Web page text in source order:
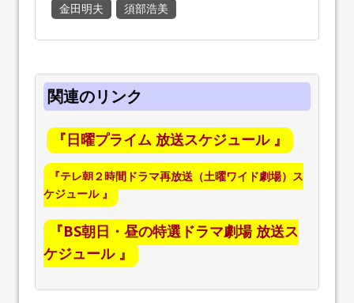
金田明夫
須部浩美
関連のリンク
『日曜プライム 放送スケジュール 』
『テレ朝２時間ドラマ再放送（土曜ワイド劇場）ス
ケジュール 』
『BS朝日・昼の特選ドラマ劇場 放送ス
ケジュール 』